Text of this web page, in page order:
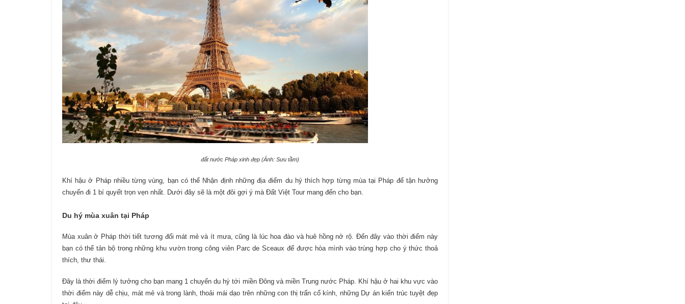
đất nước Pháp xinh đẹp (Ảnh: Sưu tầm)
Khí hậu ở Pháp nhiều từng vùng, bạn có thể Nhận định những địa điểm du hý thích hợp từng mùa tại Pháp để tận hưởng
chuyến đi 1 bí quyết trọn vẹn nhất. Dưới đây sẽ là một đôi gợi ý mà Đất Việt Tour mang đến cho bạn.
Du hý mùa xuân tại Pháp
Mùa xuân ở Pháp thời tiết tương đối mát mẻ và ít mưa, cũng là lúc hoa đào và huê hồng nở rộ. Đến đây vào thời điểm này
bạn có thể tản bộ trong những khu vườn trong công viên Parc de Sceaux để được hòa mình vào trùng hợp cho ý thức thoả
thích, thư thái.
Đây là thời điểm lý tưởng cho bạn mang 1 chuyến du hý tới miền Đông và miền Trung nước Pháp. Khí hậu ở hai khu vực vào
thời điểm này dễ chịu, mát mẻ và trong lành, thoải mái dạo trên những con thị trấn cổ kính, những Dự án kiến trúc tuyệt đẹp